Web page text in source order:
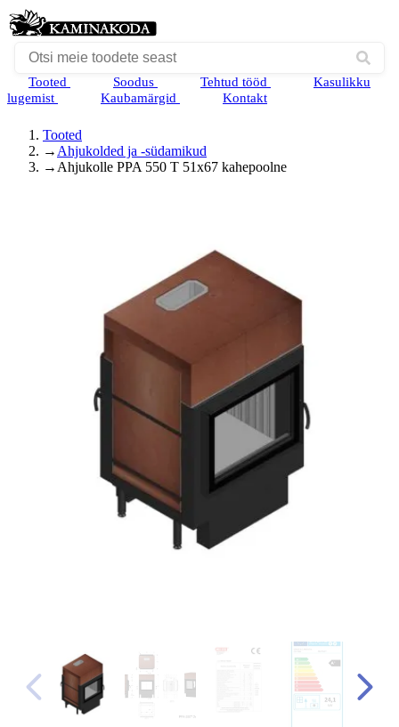
Tooted Soodus Tehtud tööd
Kasulikku
lugemist
Kaubamärgid Kontakt
Tooted
→ Ahjukolded ja -südamikud
→ Ahjukolle PPA 550 T 51x67 kahepoolne